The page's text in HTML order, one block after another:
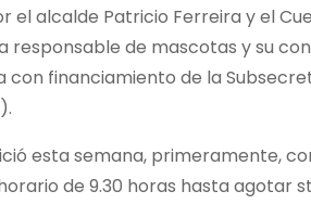
el alcalde Patricio Ferreira y el
responsable de mascotas y su
con financiamiento de la
esta semana, primeramente,
de 9.30 horas hasta agotar